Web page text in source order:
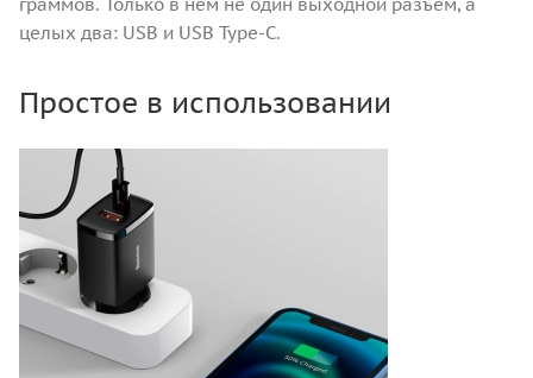
целых два: USB и USB Type-C.
Простое в использовании